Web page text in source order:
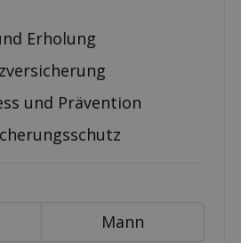
Erholung
und Prävention
Mann